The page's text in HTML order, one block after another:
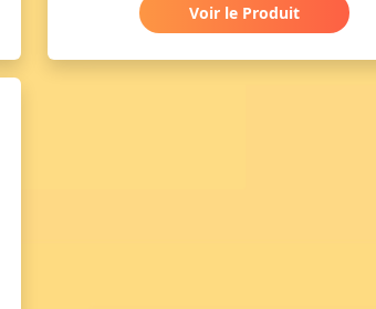
Voir le Produit